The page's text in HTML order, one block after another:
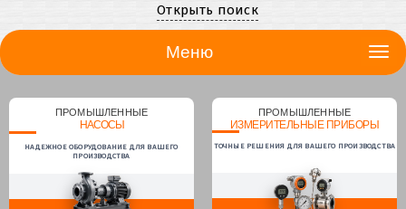
Открыть поиск
Меню
ПРОМЫШЛЕННЫЕ
НАСОСЫ
НАДЕЖНОЕ ОБОРУДОВАНИЕ ДЛЯ ВАШЕГО
ПРОИЗВОДСТВА
ПРОМЫШЛЕННЫЕ
ИЗМЕРИТЕЛЬНЫЕ ПРИБОРЫ
ТОЧНЫЕ РЕШЕНИЯ ДЛЯ ВАШЕГО ПРОИЗВОДСТВА